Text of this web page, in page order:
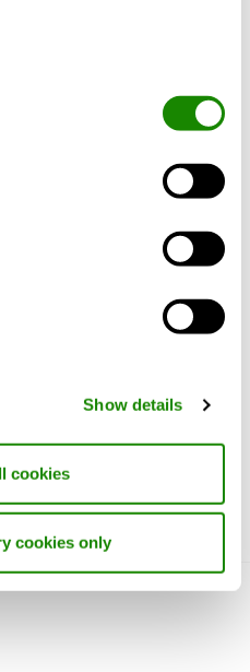
Show details
cookies
cookies only
tai kattoon. Se voi
on helppo säätää